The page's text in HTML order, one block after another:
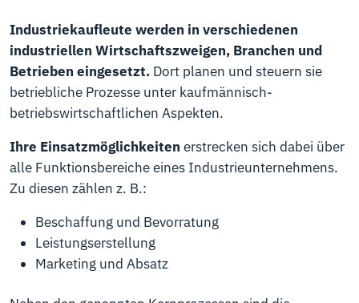
Industriekaufleute werden in verschiedenen
industriellen Wirtschaftszweigen, Branchen und
Betrieben eingesetzt. Dort planen und steuern sie
betriebliche Prozesse unter kaufmännisch-
betriebswirtschaftlichen Aspekten.
Ihre Einsatzmöglichkeiten erstrecken sich dabei über
alle Funktionsbereiche eines Industrieunternehmens.
Zu diesen zählen z. B.:
Beschaffung und Bevorratung
Leistungserstellung
Marketing und Absatz